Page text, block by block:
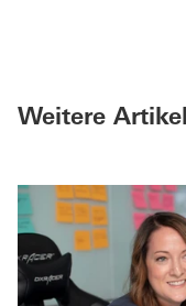
Weitere Artikel